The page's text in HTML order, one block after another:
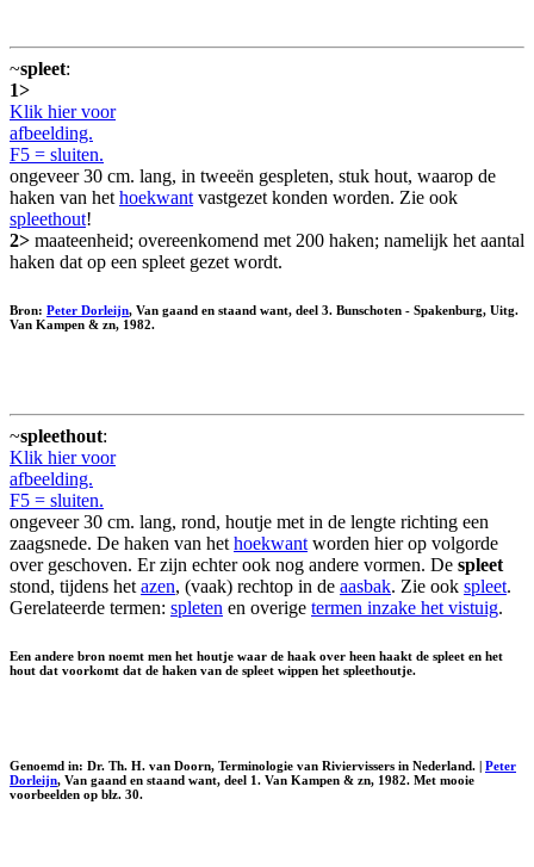
~spleet:
1>
Klik hier voor
afbeelding.
F5 = sluiten.
ongeveer 30 cm. lang, in tweeën gespleten, stuk hout, waarop de
haken van het hoekwant vastgezet konden worden. Zie ook
spleethout!
2> maateenheid; overeenkomend met 200 haken; namelijk het aantal
haken dat op een spleet gezet wordt.
Bron: Peter Dorleijn, Van gaand en staand want, deel 3. Bunschoten - Spakenburg, Uitg.
Van Kampen & zn, 1982.
~spleethout:
Klik hier voor
afbeelding.
F5 = sluiten.
ongeveer 30 cm. lang, rond, houtje met in de lengte richting een
zaagsnede. De haken van het hoekwant worden hier op volgorde
over geschoven. Er zijn echter ook nog andere vormen. De spleet
stond, tijdens het azen, (vaak) rechtop in de aasbak. Zie ook spleet.
Gerelateerde termen: spleten en overige termen inzake het vistuig.
Een andere bron noemt men het houtje waar de haak over heen haakt de spleet en het
hout dat voorkomt dat de haken van de spleet wippen het spleethoutje.
Genoemd in: Dr. Th. H. van Doorn, Terminologie van Riviervissers in Nederland. | Peter
Dorleijn, Van gaand en staand want, deel 1. Van Kampen & zn, 1982. Met mooie
voorbeelden op blz. 30.